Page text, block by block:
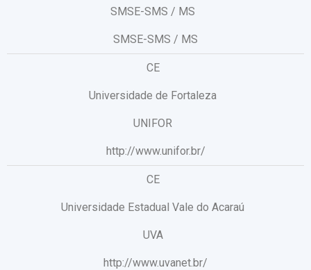
SMSE-SMS / MS
SMSE-SMS / MS
CE
Universidade de Fortaleza
UNIFOR
http://www.unifor.br/
CE
Universidade Estadual Vale do Acaraú
UVA
http://www.uvanet.br/